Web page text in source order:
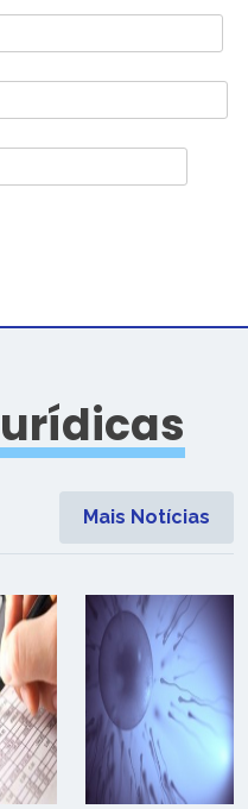
Mais Notícias